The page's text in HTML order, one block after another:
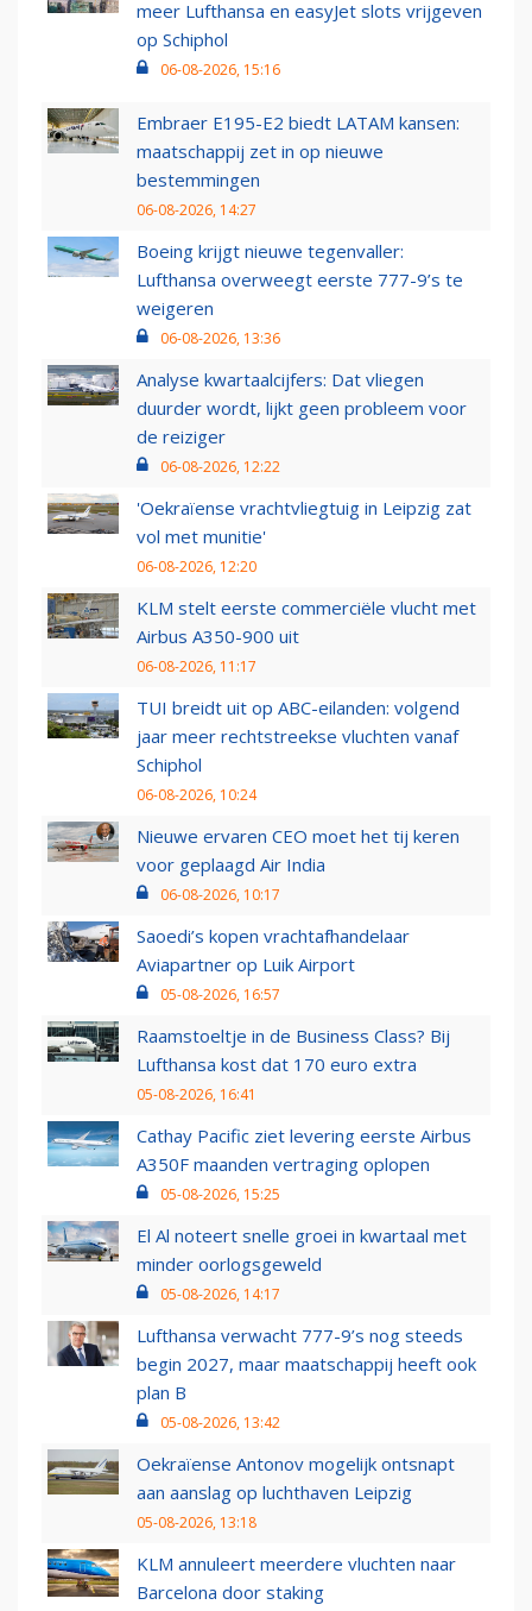
meer Lufthansa en easyJet slots vrijgeven
op Schiphol
06-08-2026, 15:16
Embraer E195-E2 biedt LATAM kansen:
maatschappij zet in op nieuwe
bestemmingen
06-08-2026, 14:27
Boeing krijgt nieuwe tegenvaller:
Lufthansa overweegt eerste 777-9’s te
weigeren
06-08-2026, 13:36
Analyse kwartaalcijfers: Dat vliegen
duurder wordt, lijkt geen probleem voor
de reiziger
06-08-2026, 12:22
'Oekraïense vrachtvliegtuig in Leipzig zat
vol met munitie'
06-08-2026, 12:20
KLM stelt eerste commerciële vlucht met
Airbus A350-900 uit
06-08-2026, 11:17
TUI breidt uit op ABC-eilanden: volgend
jaar meer rechtstreekse vluchten vanaf
Schiphol
06-08-2026, 10:24
Nieuwe ervaren CEO moet het tij keren
voor geplaagd Air India
06-08-2026, 10:17
Saoedi’s kopen vrachtafhandelaar
Aviapartner op Luik Airport
05-08-2026, 16:57
Raamstoeltje in de Business Class? Bij
Lufthansa kost dat 170 euro extra
05-08-2026, 16:41
Cathay Pacific ziet levering eerste Airbus
A350F maanden vertraging oplopen
05-08-2026, 15:25
El Al noteert snelle groei in kwartaal met
minder oorlogsgeweld
05-08-2026, 14:17
Lufthansa verwacht 777-9’s nog steeds
begin 2027, maar maatschappij heeft ook
plan B
05-08-2026, 13:42
Oekraïense Antonov mogelijk ontsnapt
aan aanslag op luchthaven Leipzig
05-08-2026, 13:18
KLM annuleert meerdere vluchten naar
Barcelona door staking